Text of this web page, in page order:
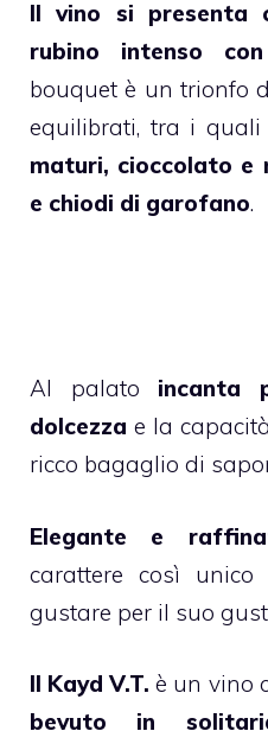
Il vino si presenta
rubino intenso
bouquet è un trionfo
equilibrati, tra i quali
maturi, cioccolato e
e chiodi di garofano.
Al palato incanta
dolcezza e la
ricco bagaglio di
Elegante e
carattere così
gustare per il suo
Il Kayd V.T. è un vino
bevuto in